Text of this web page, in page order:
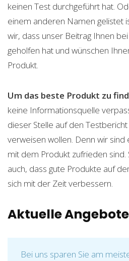
keinen Test durchgeführt hat.
einem anderen Namen gelistet
wir, dass unser Beitrag Ihnen
geholfen hat und wünschen
Produkt.
Um das beste Produkt zu
keine Informationsquelle
dieser Stelle auf den
verweisen wollen. Denn wir sind
mit dem Produkt zufrieden sind.
auch, dass gute Produkte auf
sich mit der Zeit verbessern.
Aktuelle Angebote
Bei uns sparen Sie am